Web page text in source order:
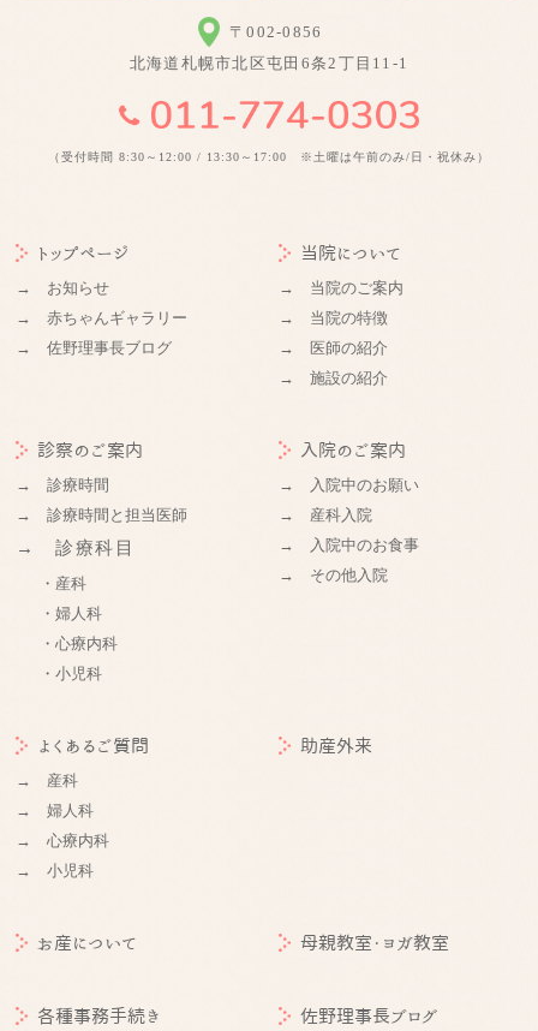
〒002-0856
北海道札幌市北区屯田6条2丁目11-1
（受付時間 8:30～12:00 / 13:30～17:00 ※土曜は午前のみ/日・祝休み）
トップページ
→ お知らせ
→ 赤ちゃんギャラリー
→ 佐野理事長ブログ
当院について
→ 当院のご案内
→ 当院の特徴
→ 医師の紹介
→ 施設の紹介
診察のご案内
→ 診療時間
→ 診療時間と担当医師
→ 診療科目
・産科
・婦人科
・心療内科
・小児科
入院のご案内
→ 入院中のお願い
→ 産科入院
→ 入院中のお食事
→ その他入院
よくあるご質問
→ 産科
→ 婦人科
→ 心療内科
→ 小児科
助産外来
お産について 母親教室・ヨガ教室
各種事務手続き 佐野理事長ブログ